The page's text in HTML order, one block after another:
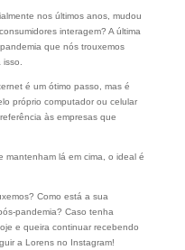
nos últimos anos, mudou
interagem? A última
que nós trouxemos
é um ótimo passo, mas é
próprio computador ou celular
às empresas que
mantenham lá em cima, o ideal é
Como está a sua
pandemia? Caso tenha
e queira continuar recebendo
a Lorens no Instagram!